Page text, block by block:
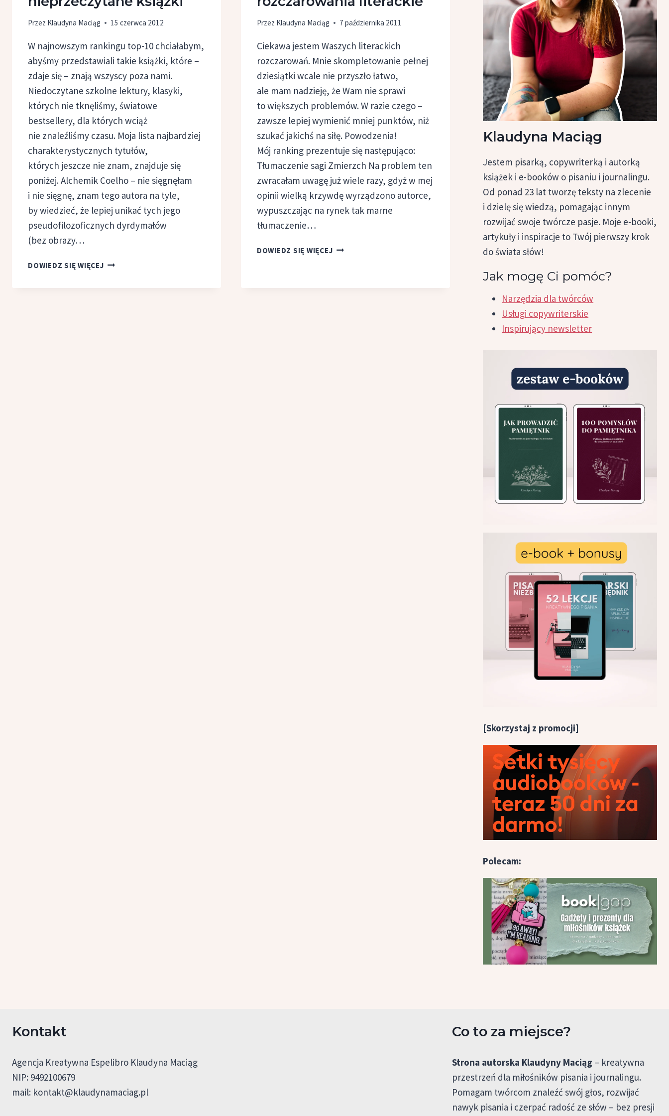
Przez Klaudyna Maciąg 15 czerwca 2012
W najnowszym rankingu top-10 chciałabym,
abyśmy przedstawiali takie książki, które –
zdaje się – znają wszyscy poza nami.
Niedoczytane szkolne lektury, klasyki,
których nie tknęliśmy, światowe
bestsellery, dla których wciąż
nie znaleźliśmy czasu. Moja lista najbardziej
charakterystycznych tytułów,
których jeszcze nie znam, znajduje się
poniżej. Alchemik Coelho – nie sięgnęłam
i nie sięgnę, znam tego autora na tyle,
by wiedzieć, że lepiej unikać tych jego
pseudofilozoficznych dyrdymałów
(bez obrazy…
DOWIEDZ SIĘ WIĘCEJTOP
Przez Klaudyna Maciąg 7 października 2011
Ciekawa jestem Waszych literackich
rozczarowań. Mnie skompletowanie pełnej
dziesiątki wcale nie przyszło łatwo,
ale mam nadzieję, że Wam nie sprawi
to większych problemów. W razie czego –
zawsze lepiej wymienić mniej punktów, niż
szukać jakichś na siłę. Powodzenia!
Mój ranking prezentuje się następująco:
Tłumaczenie sagi Zmierzch Na problem ten
zwracałam uwagę już wiele razy, gdyż w mej
opinii wielką krzywdę wyrządzono autorce,
wypuszczając na rynek tak marne
tłumaczenie…
DOWIEDZ SIĘ WIĘCEJTOP
Klaudyna Maciąg
Jestem pisarką, copywriterką i autorką
książek i e-booków o pisaniu i journalingu.
Od ponad 23 lat tworzę teksty na zlecenie
i dzielę się wiedzą, pomagając innym
rozwijać swoje twórcze pasje. Moje e-booki,
artykuły i inspiracje to Twój pierwszy krok
do świata słów!
Jak mogę Ci pomóc?
Narzędzia dla twórców
Usługi copywriterskie
Inspirujący newsletter
[Skorzystaj z promocji]
Polecam:
Kontakt
Agencja Kreatywna Espelibro Klaudyna Maciąg
NIP: 9492100679
mail: kontakt@klaudynamaciag.pl
Co to za miejsce?
Strona autorska Klaudyny Maciąg – kreatywna
przestrzeń dla miłośników pisania i journalingu.
Pomagam twórcom znaleźć swój głos, rozwijać
nawyk pisania i czerpać radość ze słów – bez presji